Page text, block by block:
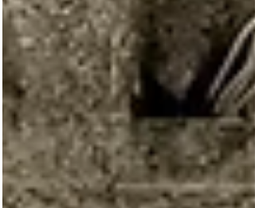
ONLINE CHANNEL』は引き続き継続中です、
こちらも是非ご参加ください！
https://www.yogaforeverybody.tokyo/ch1 .
YOGA FOR EVERY BODYはカラダの特徴、運
経験に関わらず、どなたでも楽しくできるヨ
をシェアしています。Hatha yoga、Kundalini
Awakening yoga、ヨガのきほん、Yin yogaな
どなど、その日の気分、体調に合わせて色々
加してみてください。 . 6月も皆様とご一緒で
きる事楽しみにしてい